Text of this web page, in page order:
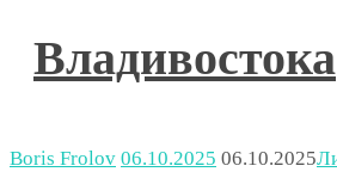
Владивостока
Boris Frolov 06.10.2025 06.10.2025